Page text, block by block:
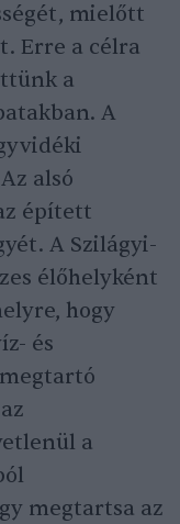
mielőtt
Erre a célra
a
A
alsó
épített
A Szilágyi-
élőhelyként
hogy
és
a
megtartsa az